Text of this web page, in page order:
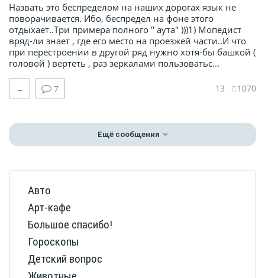
Назвать это беспределом на наших дорогах язык не
поворачивается. Ибо, беспредел на фоне этого
отдыхает..Три примера полного " аута" )))1) Мопедист
вряд-ли знает , где его место на проезжей части..И что
при перестроении в другой ряд нужно хотя-бы башкой (
головой ) вертеть , раз зеркалами пользоватьс...
→ 7 13 1070
Ещё сообщения
Авто
Арт-кафе
Большое спасибо!
Гороскопы
Детский вопрос